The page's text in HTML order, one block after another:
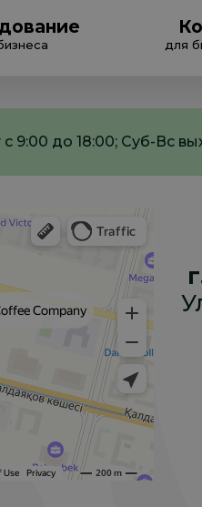
для
с 9:00 до 18:00; Суб-Вс